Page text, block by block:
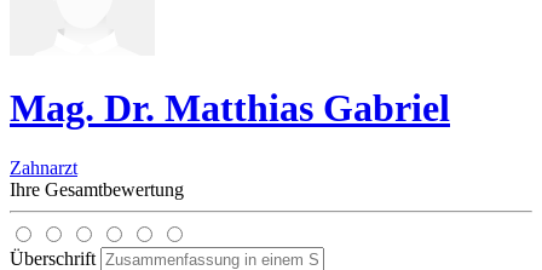
Mag. Dr. Matthias Gabriel
Zahnarzt
Ihre Gesamtbewertung
Überschrift